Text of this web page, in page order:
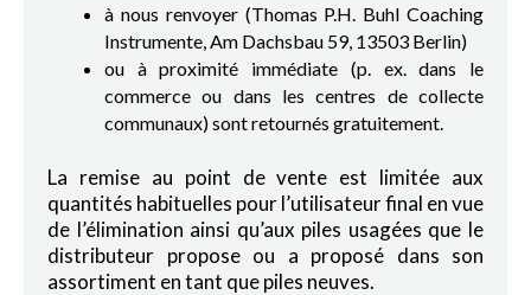
à nous renvoyer (Thomas P.H. Buhl Coaching
Instrumente, Am Dachsbau 59, 13503 Berlin)
ou à proximité immédiate (p. ex. dans le
commerce ou dans les centres de collecte
communaux) sont retournés gratuitement.
La remise au point de vente est limitée aux
quantités habituelles pour l’utilisateur final en vue
de l’élimination ainsi qu’aux piles usagées que le
distributeur propose ou a proposé dans son
assortiment en tant que piles neuves.